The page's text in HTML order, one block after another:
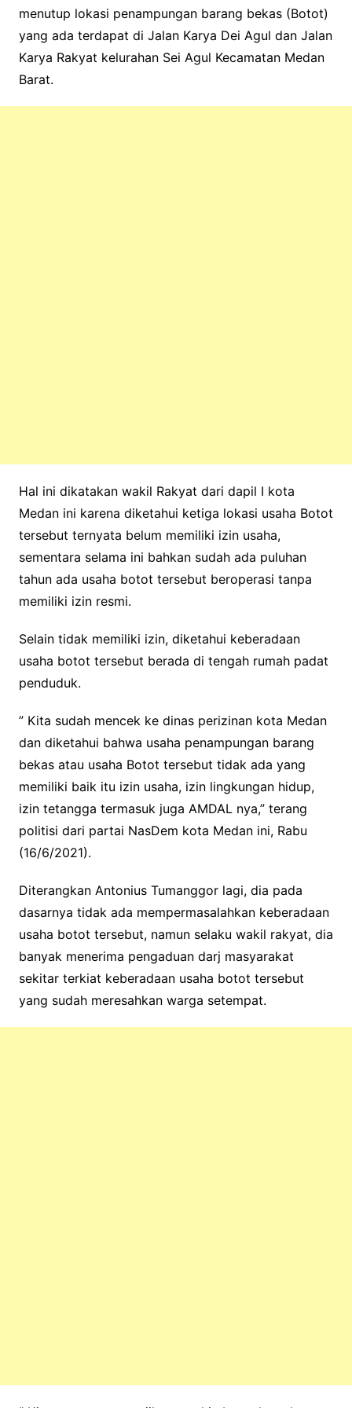
menutup lokasi penampungan barang bekas (Botot)
yang ada terdapat di Jalan Karya Dei Agul dan Jalan
Karya Rakyat kelurahan Sei Agul Kecamatan Medan
Barat.
Hal ini dikatakan wakil Rakyat dari dapil I kota
Medan ini karena diketahui ketiga lokasi usaha Botot
tersebut ternyata belum memiliki izin usaha,
sementara selama ini bahkan sudah ada puluhan
tahun ada usaha botot tersebut beroperasi tanpa
memiliki izin resmi.
Selain tidak memiliki izin, diketahui keberadaan
usaha botot tersebut berada di tengah rumah padat
penduduk.
” Kita sudah mencek ke dinas perizinan kota Medan
dan diketahui bahwa usaha penampungan barang
bekas atau usaha Botot tersebut tidak ada yang
memiliki baik itu izin usaha, izin lingkungan hidup,
izin tetangga termasuk juga AMDAL nya,” terang
politisi dari partai NasDem kota Medan ini, Rabu
(16/6/2021).
Diterangkan Antonius Tumanggor lagi, dia pada
dasarnya tidak ada mempermasalahkan keberadaan
usaha botot tersebut, namun selaku wakil rakyat, dia
banyak menerima pengaduan darj masyarakat
sekitar terkiat keberadaan usaha botot tersebut
yang sudah meresahkan warga setempat.